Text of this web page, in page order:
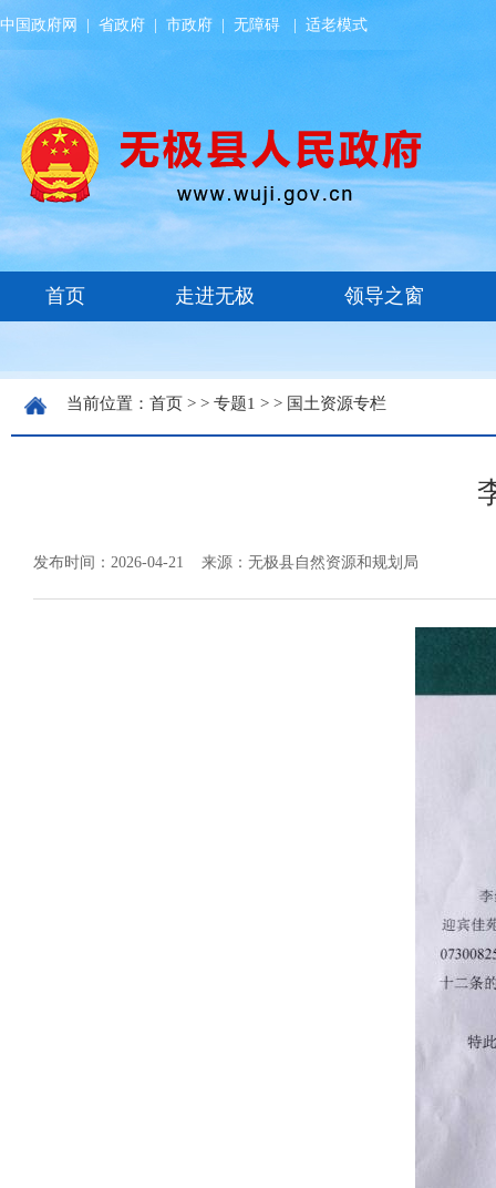
中国政府网 省政府 市政府 无障碍 适老模式
当前位置： 首页 > > 专题1 > > 国土资源专栏
发布时间：2026-04-21 来源：无极县自然资源和规划局